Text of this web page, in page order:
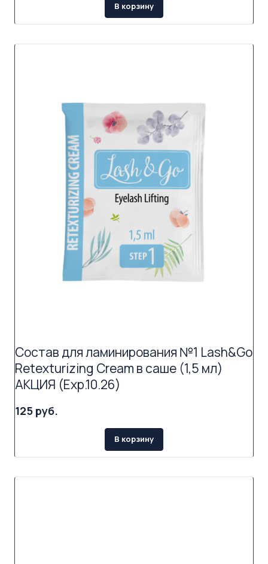
В корзину
Состав для ламинирования №1 Lash&Go
Retexturizing Cream в саше (1,5 мл)
АКЦИЯ (Exp.10.26)
125 руб.
В корзину